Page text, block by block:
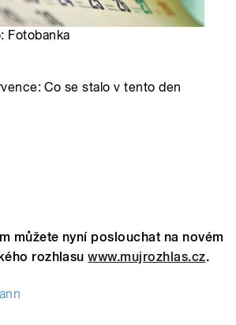
Fotobanka
Co se stalo v tento den
můžete nyní poslouchat na novém
rozhlasuwww.mujrozhlas.cz.